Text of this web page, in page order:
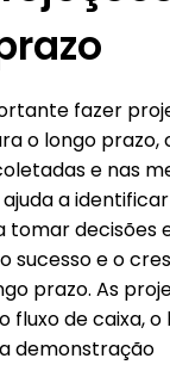
fazer
o longo prazo,
e nas
a
tomar decisões
sucesso e o
prazo. As
fluxo de caixa,
demonstração